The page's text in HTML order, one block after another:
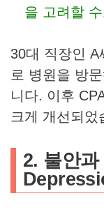
을 고려할
30대 직장인 A
로 병원을 방
니다. 이후
크게 개선되었
2. 불안